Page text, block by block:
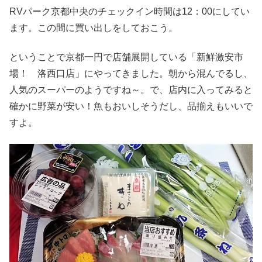
RVパーク京都中央のチェックイン時間は12：00にしてい
ます。この間に買い出しをしておこう。
ということで京都一円で店舗展開している「新鮮激安市
場！ 洛西口店」にやってきました。朝から混んでるし、
人気のスーパーのようですね～。で、店内に入ってみると
確かに野菜が安い！魚もおいしそうだし、品揃えもいいで
すよ。